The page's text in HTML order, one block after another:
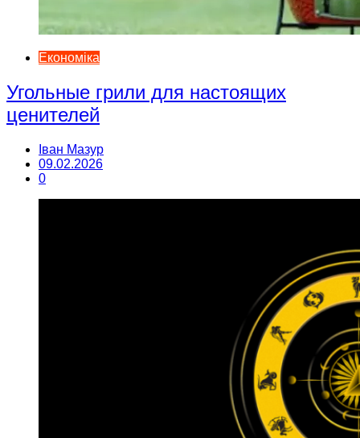
Економіка
Угольные грили для настоящих
ценителей
Іван Мазур
09.02.2026
0